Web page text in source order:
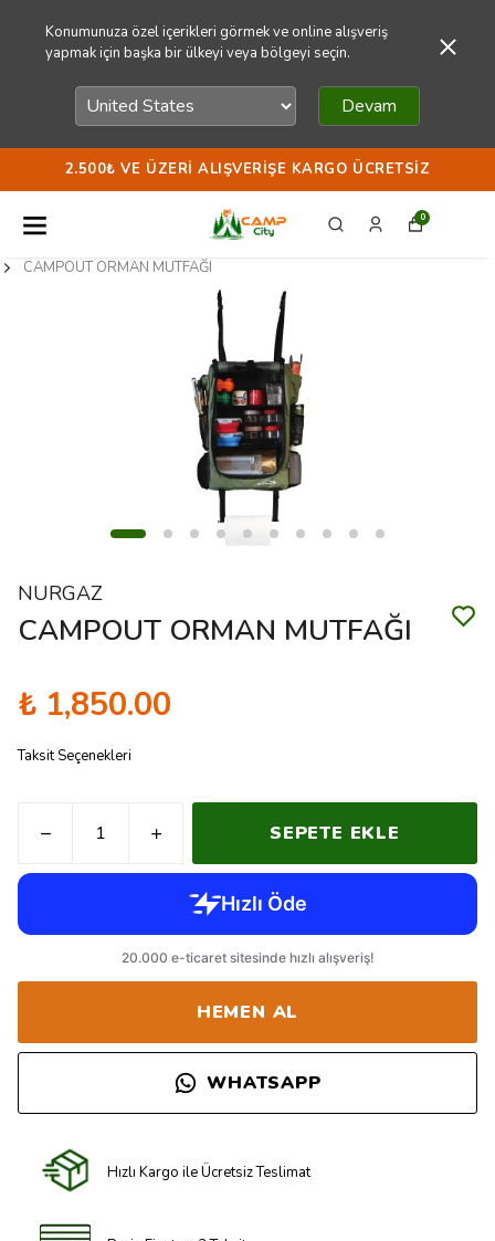
Konumunuza özel içerikleri görmek ve online alışveriş
yapmak için başka bir ülkeyi veya bölgeyi seçin.
Devam
2.500₺ VE ÜZERI ALIŞVERIŞE KARGO ÜCRETSIZ
0
CAMPOUT ORMAN MUTFAĞI
NURGAZ
CAMPOUT ORMAN MUTFAĞI
₺ 1,850.00
Taksit Seçenekleri
SEPETE EKLE
HEMEN AL
WHATSAPP
Hızlı Kargo ile Ücretsiz Teslimat